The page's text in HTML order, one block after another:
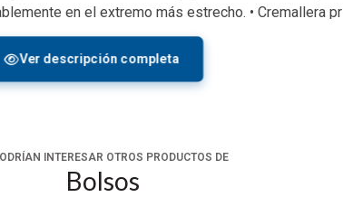
en el extremo más estrecho. • Cremallera
y apoderarse de su trípode. • Thermoform
el asa lateral o verticalmente por el asa final
Ver descripción completa
INTERESAR OTROS PRODUCTOS DE
Bolsos